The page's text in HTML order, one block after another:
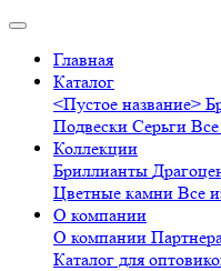
Главная
Каталог
<Пустое название>
Подвески Серьги
Коллекции
Бриллианты
Цветные камни Все
О компании
О компании
Каталог для